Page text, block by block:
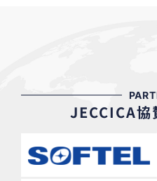
JECCICA協